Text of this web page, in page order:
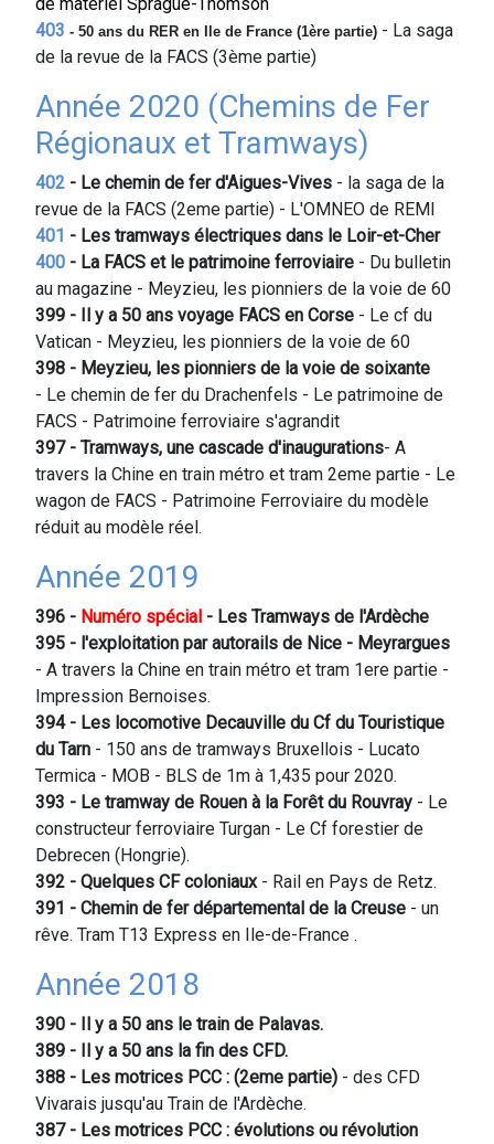
403 - 50 ans du RER en Ile de France (1ère partie) - La saga
de la revue de la FACS (3ème partie)
Année 2020 (Chemins de Fer
Régionaux et Tramways)
402 - Le chemin de fer d'Aigues-Vives - la saga de la
revue de la FACS (2eme partie) - L'OMNEO de REMI
401 - Les tramways électriques dans le Loir-et-Cher
400 - La FACS et le patrimoine ferroviaire - Du bulletin
au magazine - Meyzieu, les pionniers de la voie de 60
399 - Il y a 50 ans voyage FACS en Corse - Le cf du
Vatican - Meyzieu, les pionniers de la voie de 60
398 - Meyzieu, les pionniers de la voie de soixante
- Le chemin de fer du Drachenfels - Le patrimoine de
FACS - Patrimoine ferroviaire s'agrandit
397 - Tramways, une cascade d'inaugurations- A
travers la Chine en train métro et tram 2eme partie - Le
wagon de FACS - Patrimoine Ferroviaire du modèle
réduit au modèle réel.
Année 2019
396 - Numéro spécial - Les Tramways de l'Ardèche
395 - l'exploitation par autorails de Nice - Meyrargues
- A travers la Chine en train métro et tram 1ere partie -
Impression Bernoises.
394 - Les locomotive Decauville du Cf du Touristique
du Tarn - 150 ans de tramways Bruxellois - Lucato
Termica - MOB - BLS de 1m à 1,435 pour 2020.
393 - Le tramway de Rouen à la Forêt du Rouvray - Le
constructeur ferroviaire Turgan - Le Cf forestier de
Debrecen (Hongrie).
392 - Quelques CF coloniaux - Rail en Pays de Retz.
391 - Chemin de fer départemental de la Creuse - un
rêve. Tram T13 Express en Ile-de-France .
Année 2018
390 - Il y a 50 ans le train de Palavas.
389 - Il y a 50 ans la fin des CFD.
388 - Les motrices PCC : (2eme partie) - des CFD
Vivarais jusqu'au Train de l'Ardèche.
387 - Les motrices PCC : évolutions ou révolution